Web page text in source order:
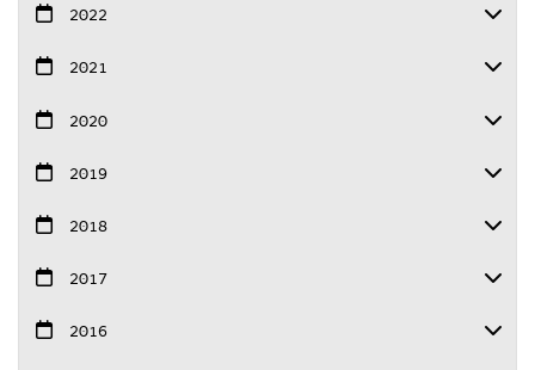
2022
2021
2020
2019
2018
2017
2016